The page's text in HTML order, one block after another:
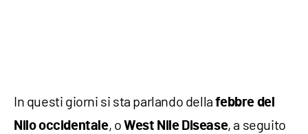
In questi giorni si sta parlando dellafebbre del
Nilo occidentale, oWest Nile Disease, a seguito